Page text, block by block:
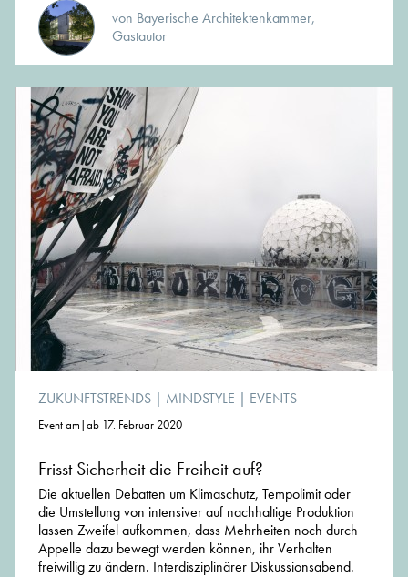
von Bayerische Architektenkammer,
Gastautor
ZUKUNFTSTRENDS | MINDSTYLE | EVENTS
Event am|ab 17. Februar 2020
Frisst Sicherheit die Freiheit auf?
Die aktuellen Debatten um Klimaschutz, Tempolimit oder
die Umstellung von intensiver auf nachhaltige Produktion
lassen Zweifel aufkommen, dass Mehrheiten noch durch
Appelle dazu bewegt werden können, ihr Verhalten
freiwillig zu ändern. Interdisziplinärer Diskussionsabend.